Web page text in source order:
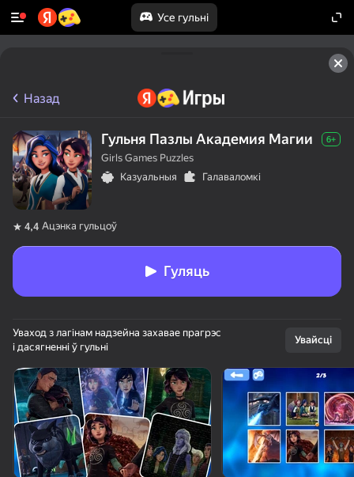
Усе гульні
Павярніце прыладу
Гульня працуе толькі ў гарызантальнай
арыентацыі
Назад
Гульня Пазлы Академия Магии 6+
Girls Games Puzzles
Казуальныя
Галаваломкі
4,4 Ацэнка гульцоў
Гуляць
Уваход з лагінам надзейна захавае прагрэс
і дасягненні ў гульні
Увайсці